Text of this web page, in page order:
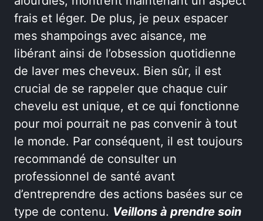
frais et léger. De plus, je peux espacer
mes shampoings avec aisance, me
libérant ainsi de l’obsession quotidienne
de laver mes cheveux. Bien sûr, il est
crucial de se rappeler que chaque cuir
chevelu est unique, et ce qui fonctionne
pour moi pourrait ne pas convenir à tout
le monde. Par conséquent, il est toujours
recommandé de consulter un
professionnel de santé avant
d’entreprendre des actions basées sur ce
type de contenu. Veillons à prendre soin